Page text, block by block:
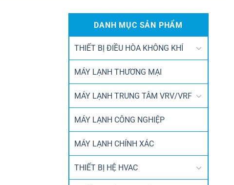
DANH MỤC SẢN PHẨM
THIẾT BỊ ĐIỀU HÒA KHÔNG KHÍ
MÁY LẠNH THƯƠNG MẠI
MÁY LẠNH TRUNG TÂM VRV/VRF
MÁY LẠNH CÔNG NGHIỆP
MÁY LẠNH CHÍNH XÁC
THIẾT BỊ HỆ HVAC